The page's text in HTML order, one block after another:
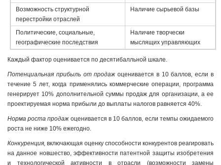
Возможность структурной
перестройки отраслей
Наличие сырьевой базы
Политические, социальные,
географические последствия
Наличие творчески
мыслящих управляющих
Каждый фактор оценивается по десятибалльной шкале.
Потенциальная прибыль от продажоценивается в 10 баллов, если в
течение 5 лет, когда применялись коммерческие операции, программа
генерирует 10% дополнительной суммы продаж для организации, а ее
проектируемая норма прибыли до выплаты налогов равняется 40%.
Норма роста продажоценивается в 10 баллов, если темпы ожидаемого
роста не ниже 10% ежегодно.
Конкуренция, включающая оценку способности конкурентов реагировать
на данное новшество, эффективности патентной защиты изобретения
и технологической активности в отрасли (возможности замены